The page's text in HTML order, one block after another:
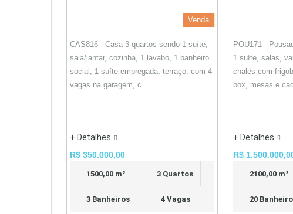
Venda
CAS816 - Casa 3 quartos sendo 1 suíte,
sala/jantar, cozinha, 1 lavabo, 1 banheiro
social, 1 suíte empregada, terraço, com 4
vagas na garagem, c...
+ Detalhes
R$ 350.000,00
1500,00 m² 3 Quartos
3 Banheiros 4 Vagas
POU171 -
1 suíte, salas,
chalés com
box, mesas e
+ Detalhes
R$
2100,00 m²
20